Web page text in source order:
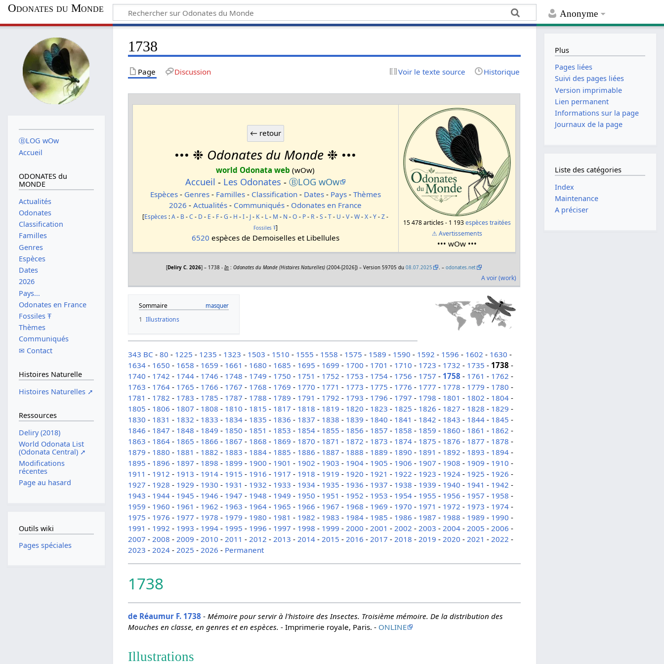
Anonyme
Odonates du Monde
1738
Page Discussion Voir le texte source Historique
••• ❉ Odonates du Monde ❉ •••
world Odonata web (wOw)
Accueil - Les Odonates - ⒷLOG wOw
Espèces- Genres- Familles- Classification- Dates- Pays- Thèmes
2026 -Actualités - Communiqués - Odonates en France
[Espèces :A- B-C- D - E - F-G - H -I- J- K- L- M - N -O - P- R-S -T- U -V-W-X-Y-Z-
Fossiles Ŧ]
6520 espèces de Demoiselles et Libellules
15 478 articles - 1 193espèces traitées
⚠ Avertissements
••• wOw •••
[Deliry C. 2026] – 1738 -In :Odonates du Monde (Histoires Naturelles) (2004-[2026]) – Version 59705 du08.07.2025 . –odonates.net
A voir (work)
Sommaire
1 Illustrations
343 BC -80 - 1225 - 1235 - 1323 - 1503 - 1510 - 1555 - 1558 - 1575 - 1589 - 1590 - 1592 - 1596 - 1602 - 1630 -
1634 - 1650 - 1658 - 1659 - 1661 - 1680 - 1685 - 1695 - 1699 - 1700 - 1701 - 1710 - 1723 - 1732 - 1735 - 1738 -
1740 - 1742 - 1744 - 1746 - 1748 - 1749 - 1750 - 1751 - 1752 - 1753 - 1754 - 1756 - 1757 - 1758 - 1761 - 1762 -
1763 - 1764 - 1765 - 1766 - 1767 - 1768 - 1769 - 1770 - 1771 - 1773 - 1775 - 1776 - 1777 - 1778 - 1779 - 1780 -
1781 - 1782 - 1783 - 1785 - 1787 - 1788 - 1789 - 1791 - 1792 - 1793 - 1796 - 1797 - 1798 - 1801 - 1802 - 1804 -
1805 - 1806 - 1807 - 1808 - 1810 - 1815 - 1817 - 1818 - 1819 - 1820 - 1823 - 1825 - 1826 - 1827 - 1828 - 1829 -
1830 - 1831 - 1832 - 1833 - 1834 - 1835 - 1836 - 1837 - 1838 - 1839 - 1840 - 1841 - 1842 - 1843 - 1844 - 1845 -
1846 - 1847 - 1848 - 1849 - 1850 - 1851 - 1853 - 1854 - 1855 - 1856 - 1857 - 1858 - 1859 - 1860 - 1861 - 1862 -
1863 - 1864 - 1865 - 1866 - 1867 - 1868 - 1869 - 1870 - 1871 - 1872 - 1873 - 1874 - 1875 - 1876 - 1877 - 1878 -
1879 - 1880 - 1881 - 1882 - 1883 - 1884 - 1885 - 1886 - 1887 - 1888 - 1889 - 1890 - 1891 - 1892 - 1893 - 1894 -
1895 - 1896 - 1897 - 1898 - 1899 - 1900 - 1901 - 1902 - 1903 - 1904 - 1905 - 1906 - 1907 - 1908 - 1909 - 1910 -
1911 - 1912 - 1913 - 1914 - 1915 - 1916 - 1917 - 1918 - 1919 - 1920 - 1921 - 1922 - 1923 - 1924 - 1925 - 1926 -
1927 - 1928 - 1929 - 1930 - 1931 - 1932 - 1933 - 1934 - 1935 - 1936 - 1937 - 1938 - 1939 - 1940 - 1941 - 1942 -
1943 - 1944 - 1945 - 1946 - 1947 - 1948 - 1949 - 1950 - 1951 - 1952 - 1953 - 1954 - 1955 - 1956 - 1957 - 1958 -
1959 - 1960 - 1961 - 1962 - 1963 - 1964 - 1965 - 1966 - 1967 - 1968 - 1969 - 1970 - 1971 - 1972 - 1973 - 1974 -
1975 - 1976 - 1977 - 1978 - 1979 - 1980 - 1981 - 1982 - 1983 - 1984 - 1985 - 1986 - 1987 - 1988 - 1989 - 1990 -
1991 - 1992 - 1993 - 1994 - 1995 - 1996 - 1997 - 1998 - 1999 -2000 -2001 -2002 -2003 -2004 -2005 -2006 -
2007 -2008 -2009 -2010 -2011 -2012 -2013 -2014 -2015 -2016 -2017 -2018 -2019 -2020 -2021 -2022 -
2023 -2024 -2025 -2026 - Permanent
1738
de Réaumur F. 1738 -Mémoire pour servir à l'histoire des Insectes. Troisième mémoire. De la distribution des
Mouches en classe, en genres et en espèces. - Imprimerie royale, Paris. - ONLINE
Illustrations
ⒷLOG wOw
Accueil
ODONATES du
MONDE
Actualités
Odonates
Classification
Familles
Genres
Espèces
Dates
2026
Pays...
Odonates en France
Fossiles Ŧ
Thèmes
Communiqués
✉ Contact
Histoires Naturelle
Histoires Naturelles ➚
Ressources
Deliry (2018)
World Odonata List
(Odonata Central) ➚
Modifications
récentes
Page au hasard
Outils wiki
Pages spéciales
Plus
Pages liées
Suivi des pages liées
Version imprimable
Lien permanent
Informations sur la page
Journaux de la page
Liste des catégories
Index
Maintenance
A préciser